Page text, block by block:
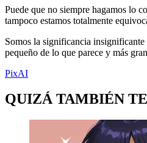
Puede que no siempre hagamos lo
tampoco estamos totalmente
Somos la significancia insignificante
pequeño de lo que parece y más
PixAI
QUIZÁ TAMBIÉN